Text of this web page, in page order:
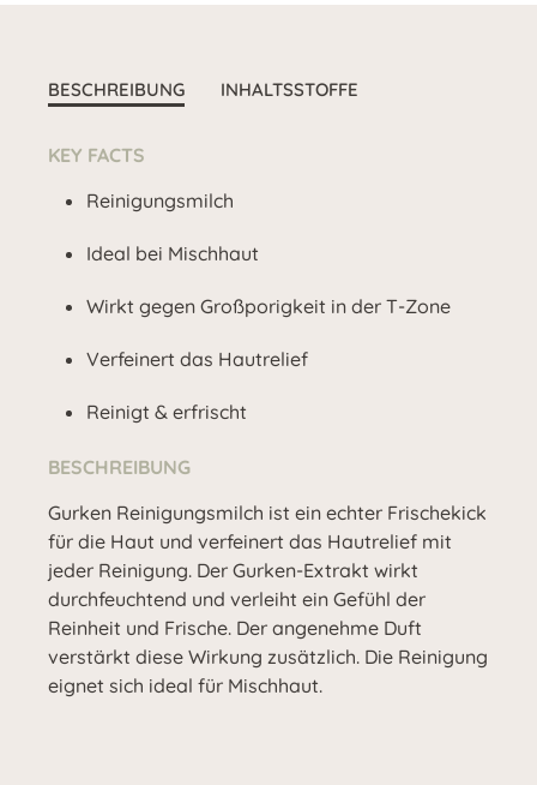
BESCHREIBUNG INHALTSSTOFFE
KEY FACTS
Reinigungsmilch
Ideal bei Mischhaut
Wirkt gegen Großporigkeit in der T-Zone
Verfeinert das Hautrelief
Reinigt & erfrischt
BESCHREIBUNG
Gurken Reinigungsmilch ist ein echter Frischekick
für die Haut und verfeinert das Hautrelief mit
jeder Reinigung. Der Gurken-Extrakt wirkt
durchfeuchtend und verleiht ein Gefühl der
Reinheit und Frische. Der angenehme Duft
verstärkt diese Wirkung zusätzlich. Die Reinigung
eignet sich ideal für Mischhaut.